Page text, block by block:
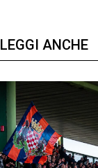
LEGGI ANCHE